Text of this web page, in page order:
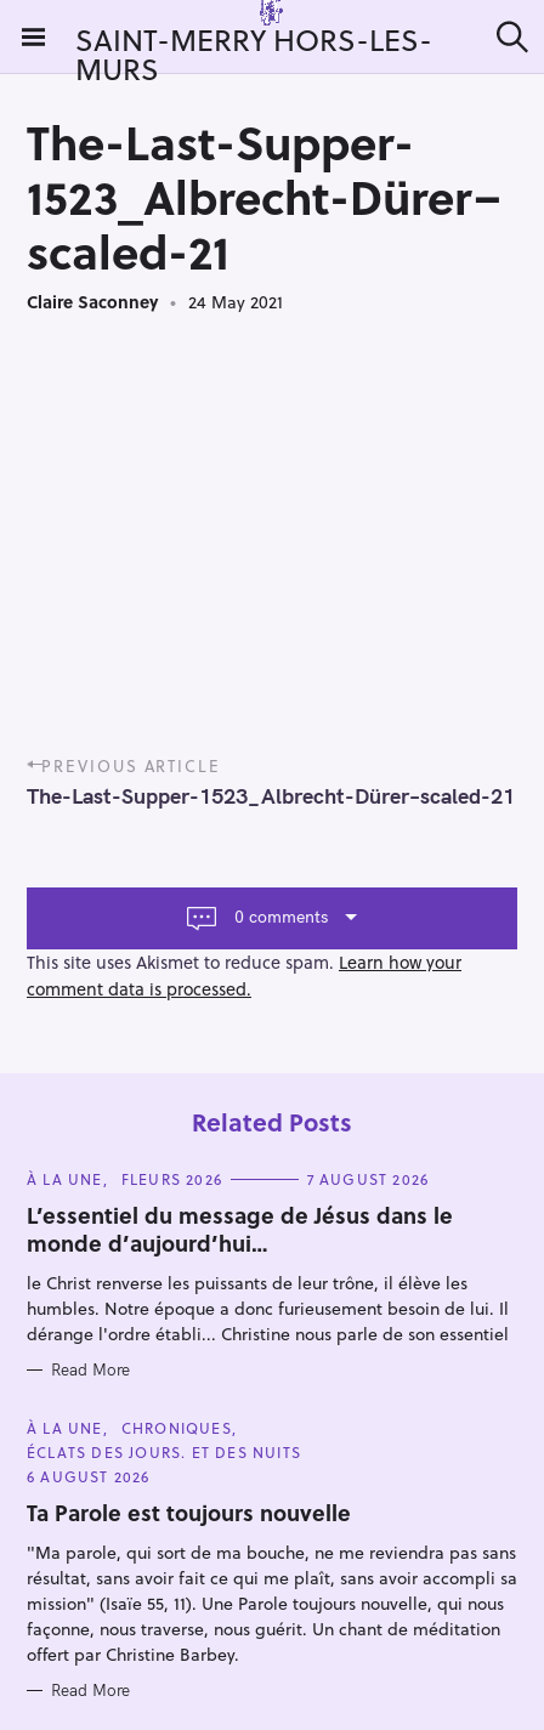
i
SAINT-MERRY HORS-LES-
MURS e
The-Last-Supper-
1523_Albrecht-Dürer–
scaled-21
Claire Saconney 24 May 2021
P
o
s
a
g
a
t
PREVIOUS ARTICLE
The-Last-Supper-1523_Albrecht-Dürer–scaled-21
0 comments
This site uses Akismet to reduce spam. Learn how your
comment data is processed.
Related Posts
C
T
E
G
O
R
I
E
S
À LA UNE FLEURS 2026 7 AUGUST 2026
L’essentiel du message de Jésus dans le
monde d’aujourd’hui…
le Christ renverse les puissants de leur trône, il élève les
humbles. Notre époque a donc furieusement besoin de lui. Il
dérange l'ordre établi... Christine nous parle de son essentiel
Read More
C
A
T
E
G
O
R
E
À LA UNE
CHRONIQUES
ÉCLATS DES JOURS. ET DES NUITS
6 AUGUST 2026
Ta Parole est toujours nouvelle
"Ma parole, qui sort de ma bouche, ne me reviendra pas sans
résultat, sans avoir fait ce qui me plaît, sans avoir accompli sa
mission" (Isaïe 55, 11). Une Parole toujours nouvelle, qui nous
façonne, nous traverse, nous guérit. Un chant de méditation
offert par Christine Barbey.
Read More
S
e
r
c
f
o
r
: